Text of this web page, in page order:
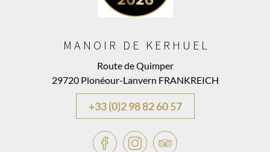
MANOIR DE KERHUEL
Route de Quimper
29720 Plonéour-Lanvern FRANKREICH
+33 (0)2 98 82 60 57